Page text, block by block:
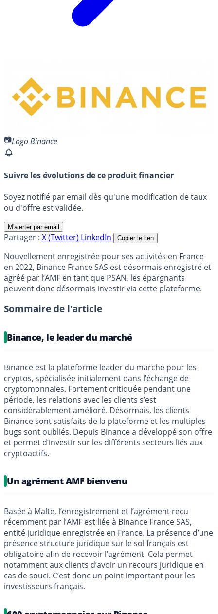
Logo Binance
Suivre les évolutions de ce produit financier
Soyez notifié par email dès qu'une modification de taux
ou d'offre est validée.
M'alerter par email
Partager : X (Twitter) LinkedIn Copier le lien
Nouvellement enregistrée pour ses activités en France
en 2022, Binance France SAS est désormais enregistré et
agréé par l’AMF en tant que PSAN, les épargnants
peuvent donc désormais investir via cette plateforme.
Sommaire de l'article
Binance, le leader du marché
Binance est la plateforme leader du marché pour les
cryptos, spécialisée initialement dans l’échange de
cryptomonnaies. Fortement critiquée pendant une
période, les relations avec les clients s’est
considérablement amélioré. Désormais, les clients
Binance sont satisfaits de la plateforme et les multiples
bugs sont oubliés. Depuis Binance a développé son offre
et permet d’investir sur les différents secteurs liés aux
cryptoactifs.
Un agrément AMF bienvenu
Basée à Malte, l’enregistrement et l’agrément reçu
récemment par l’AMF est liée à Binance France SAS,
entité juridique enregistrée en France. La présence d’une
présence structure juridique sur le sol français est
obligatoire afin de recevoir l’agrément. Cela permet
notamment aux clients d’avoir un recours juridique en
cas de souci. C’est donc un point important pour les
investisseurs français.